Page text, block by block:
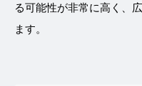
る可能性が非常に高く、
ます。